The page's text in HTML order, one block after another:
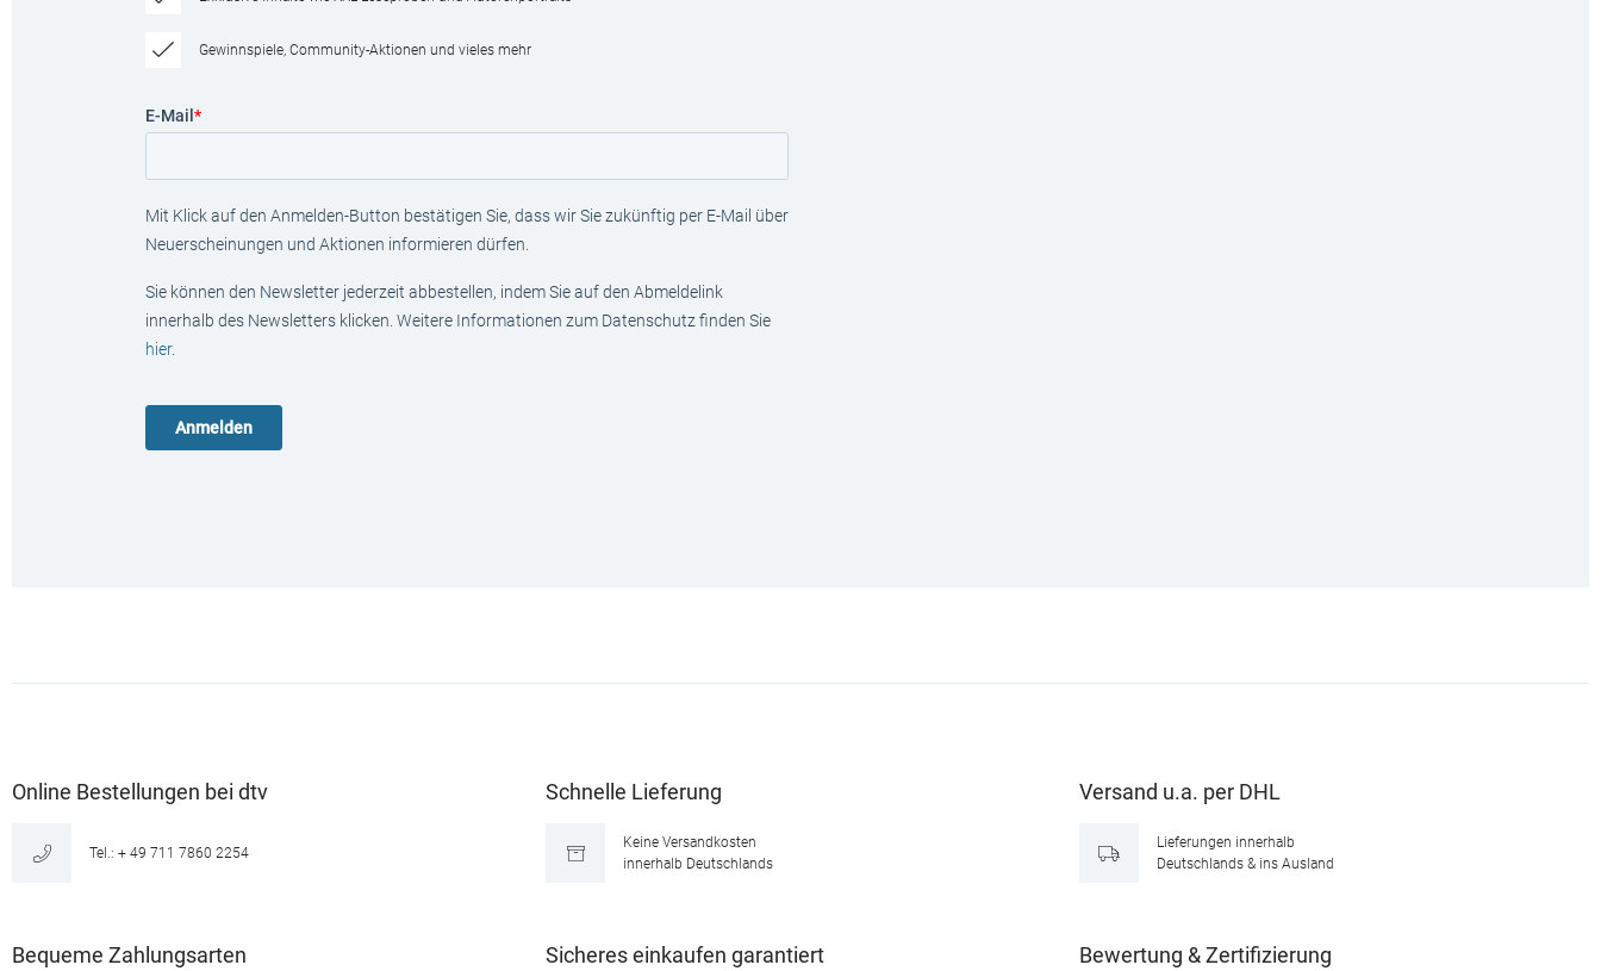
Gewinnspiele, Community-Aktionen und vieles mehr
E-Mail *
Mit Klick auf den Anmelden-Button bestätigen Sie, dass wir Sie zukünftig per E-Mail über
Neuerscheinungen und Aktionen informieren dürfen.
Sie können den Newsletter jederzeit abbestellen, indem Sie auf den Abmeldelink
innerhalb des Newsletters klicken. Weitere Informationen zum Datenschutz finden Sie
hier.
Online Bestellungen bei dtv
Tel.: + 49 711 7860 2254
Schnelle Lieferung
Keine Versandkosten
innerhalb Deutschlands
Versand u.a. per DHL
Lieferungen innerhalb
Deutschlands & ins Ausland
Bequeme Zahlungsarten Sicheres einkaufen garantiert Bewertung & Zertifizierung